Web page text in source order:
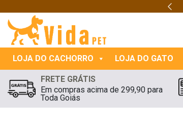
LOJA DO CACHORRO LOJA DO GATO
FRETE GRÁTIS
Em compras acima de 299,90 para
Toda Goiás